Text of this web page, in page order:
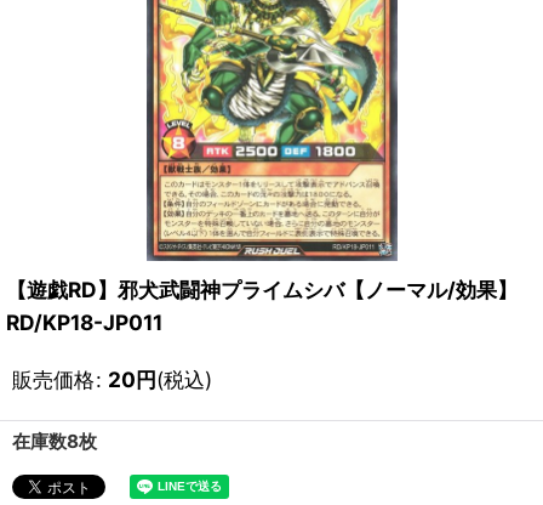
【遊戯RD】邪犬武闘神プライムシバ【ノーマル/効果】
RD/KP18-JP011
販売価格: 20円(税込)
在庫数8枚